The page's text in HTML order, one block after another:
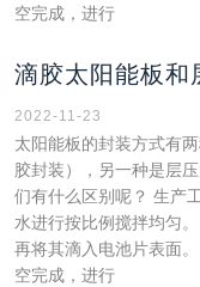
空完成，进行
滴胶太阳能板和
2022-11-23
太阳能板的封装方式有
胶封装），另一种是层
们有什么区别呢？ 生产
水进行按比例搅拌均匀
再将其滴入电池片表面
空完成，进行